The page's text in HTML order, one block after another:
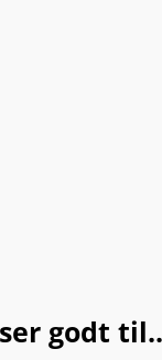
godt